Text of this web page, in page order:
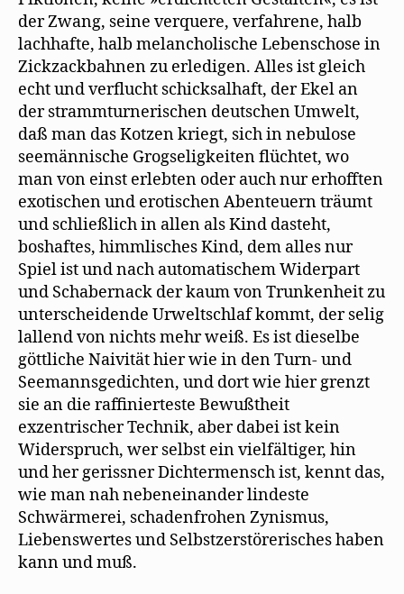
der Zwang, seine verquere, verfahrene, halb
lachhafte, halb melancholische Lebenschose in
Zickzackbahnen zu erledigen. Alles ist gleich
echt und verflucht schicksalhaft, der Ekel an
der strammturnerischen deutschen Umwelt,
daß man das Kotzen kriegt, sich in nebulose
seemännische Grogseligkeiten flüchtet, wo
man von einst erlebten oder auch nur erhofften
exotischen und erotischen Abenteuern träumt
und schließlich in allen als Kind dasteht,
boshaftes, himmlisches Kind, dem alles nur
Spiel ist und nach automatischem Widerpart
und Schabernack der kaum von Trunkenheit zu
unterscheidende Urweltschlaf kommt, der selig
lallend von nichts mehr weiß. Es ist dieselbe
göttliche Naivität hier wie in den Turn- und
Seemannsgedichten, und dort wie hier grenzt
sie an die raffinierteste Bewußtheit
exzentrischer Technik, aber dabei ist kein
Widerspruch, wer selbst ein vielfältiger, hin
und her gerissner Dichtermensch ist, kennt das,
wie man nah nebeneinander lindeste
Schwärmerei, schadenfrohen Zynismus,
Liebenswertes und Selbstzerstörerisches haben
kann und muß.